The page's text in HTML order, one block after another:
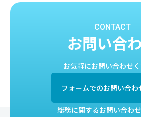
CONTACT
お問い合
お気軽にお問い合わせ
フォームでのお問い合わ
総務に関するお問い合わ